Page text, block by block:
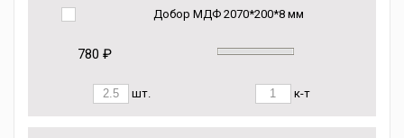
Добор МДФ 2070*200*8 мм
780 ₽
шт. к-т